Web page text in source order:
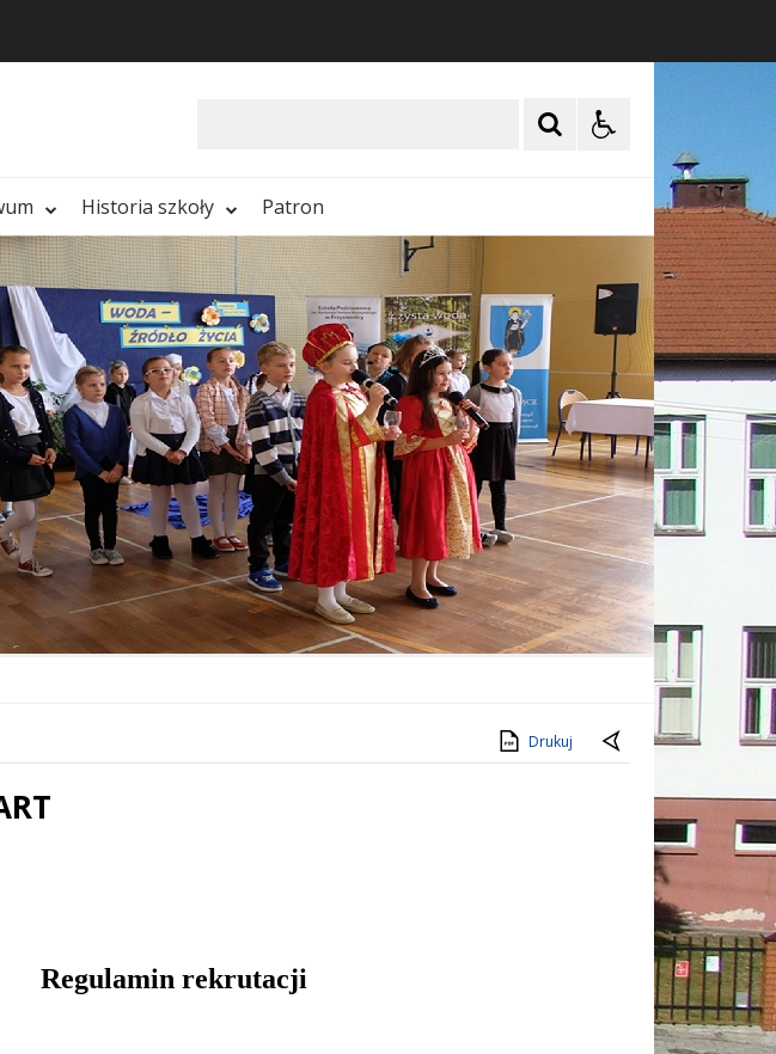
Historia szkoły Patron
Drukuj
Regulamin rekrutacji